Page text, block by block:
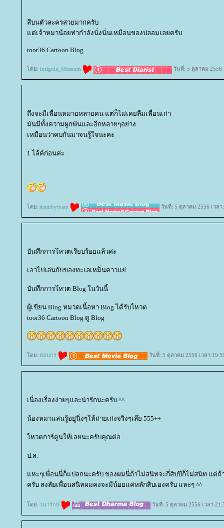
สีบนตัวละครสวยมากครับ
ต่เจ้าหมาน้อยท่ากำลังนั่งนั่นเหมือนของปลอมเลยครับ
toor36 Cartoon Blog
ดย: Insignia_Museum วันที่: 5 ตุลาคม 2556
ถึงจะมีเพื่อนหมายหลายคน แต่ก็ไม่เคยลืมเพื่อนเก่า
มันมีทั้งความผูกพันและอีกหลายๆอย่าง
เหมือนว่าคบกันมาจนรู้ใจนะคะ
1 ไล้ค์ก่อนค่ะ
ดย: mambymam วันที่: 5 ตุลาคม 2556 เวลา
บันทึกการโหวตเรียบร้อยแล้วค่ะ
เอาไปเล่นกับของทะเลเหม็นคาวแย่
บันทึกการโหวต Blog ในวันนี้
ผู้เขียน Blog หมวดเนื้อหา Blog ได้รับโหวต
toor36 Cartoon Blog ดู Blog
ดย: หอมกร วันที่: 5 ตุลาคม 2556 เวลา
เนื่องเรื่องง่ายๆและน่ารักนะครับ ^^
น้องหมาแสนรู้อยู่นิ่งๆให้ถ่ายเก่งจริงๆเล๊ย 555++
หวตการ์ตูนให้เลยนะครับคุณต่อ
ป.ล.
หะๆเพื่อนนี่ก็แปลกนะครับ ของผมนี่ถ้าไม่สนิทจะกี่สิบปีก็ไม่สนิท แต่ถ้
ครับ สงสัยเพื่อนสนิทผมคงจะมีน้อยแค่หลักสิบเองครับ แหะๆ ^^
ดย: วนารักษ์ วันที่: 5 ตุลาคม 2556 เวลา